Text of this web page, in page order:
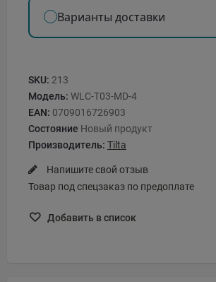
Варианты доставки
SKU: 213
Модель: WLC-T03-MD-4
EAN: 0709016726903
Состояние Новый продукт
Производитель: Tilta
Напишите свой отзыв
Товар под спецзаказ по предоплате
Добавить в список